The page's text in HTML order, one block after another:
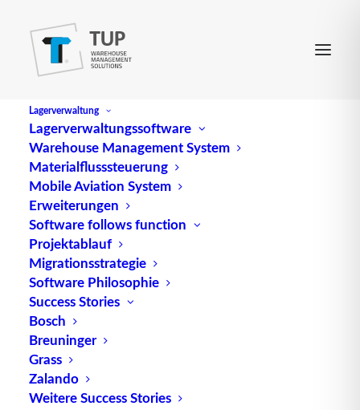
Lagerverwaltung
Lagerverwaltungssoftware
Warehouse Management System
Materialflusssteuerung
Mobile Aviation System
Erweiterungen
Software follows function
Projektablauf
Migrationsstrategie
Software Philosophie
Success Stories
Bosch
Breuninger
Grass
Zalando
Weitere Success Stories
Intralogistik im Kontext
geopolitischer
Unsicherheit: Resilienz als
Schlüssel für stabile